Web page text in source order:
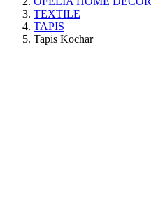
TEXTILE
TAPIS
Tapis Kochar